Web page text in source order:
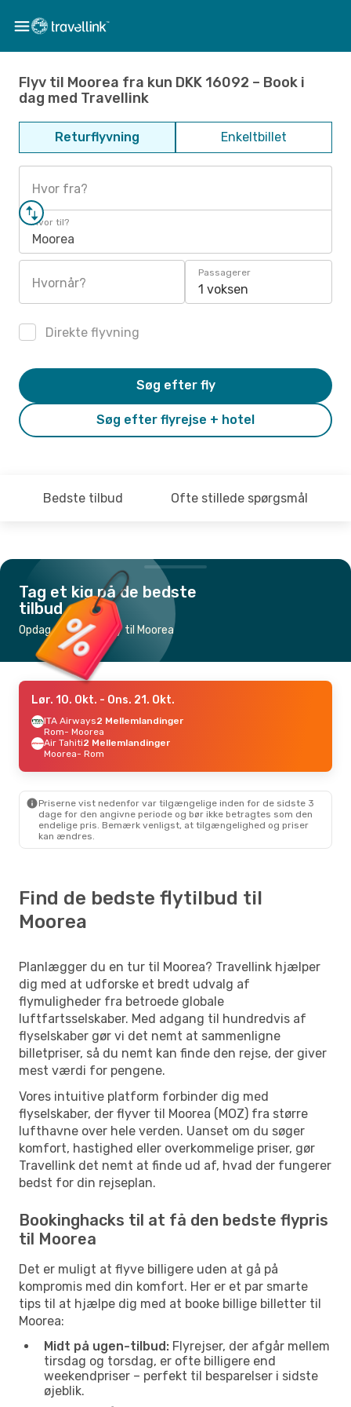
Flyv til Moorea fra kun DKK 16092 – Book i
dag med Travellink
Returflyvning Enkeltbillet
Hvor fra?
Hvor til?
Moorea
Hvornår?
Passagerer
1 voksen
Direkte flyvning
Søg efter flyrejse + hotel
Søg efter fly
Bedste tilbud Ofte stillede spørgsmål
Tag et kig på de bedste
tilbud
Opdag de billigste fly til Moorea
Lør. 10. Okt. - Ons. 21. Okt.
ITA Airways2 Mellemlandinger
Rom- Moorea
Air Tahiti2 Mellemlandinger
Moorea- Rom
Priserne vist nedenfor var tilgængelige inden for de sidste 3
dage for den angivne periode og bør ikke betragtes som den
endelige pris. Bemærk venligst, at tilgængelighed og priser
kan ændres.
Find de bedste flytilbud til
Moorea
Planlægger du en tur til Moorea? Travellink hjælper
dig med at udforske et bredt udvalg af
flymuligheder fra betroede globale
luftfartsselskaber. Med adgang til hundredvis af
flyselskaber gør vi det nemt at sammenligne
billetpriser, så du nemt kan finde den rejse, der giver
mest værdi for pengene.
Vores intuitive platform forbinder dig med
flyselskaber, der flyver til Moorea (MOZ) fra større
lufthavne over hele verden. Uanset om du søger
komfort, hastighed eller overkommelige priser, gør
Travellink det nemt at finde ud af, hvad der fungerer
bedst for din rejseplan.
Bookinghacks til at få den bedste flypris
til Moorea
Det er muligt at flyve billigere uden at gå på
kompromis med din komfort. Her er et par smarte
tips til at hjælpe dig med at booke billige billetter til
Moorea:
Midt på ugen-tilbud: Flyrejser, der afgår mellem
tirsdag og torsdag, er ofte billigere end
weekendpriser – perfekt til besparelser i sidste
øjeblik.